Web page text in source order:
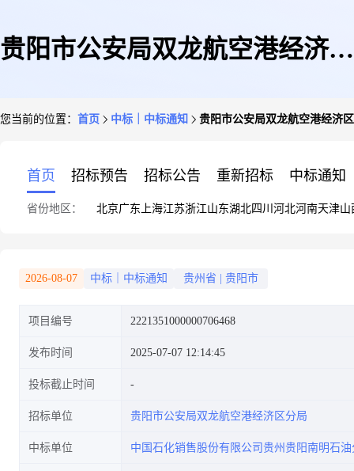
贵阳市公安局双龙航空港经济区
您当前的位置： 首页 中标｜中标通知 贵阳市公安局双龙航空港经济
首页 招标预告 招标公告 重新招标 中标通知
省份地区： 北京广东 上海江苏浙江山东湖北四川 河北河南天津山
2026-08-07 中标｜中标通知 贵州省 贵阳市
项目编号 2221351000000706468
发布时间 2025-07-07 12:14:45
投标截止时间
招标单位 贵阳市公安局双龙航空港经济区分局
中标单位 中国石化销售股份有限公司贵州贵阳南明石